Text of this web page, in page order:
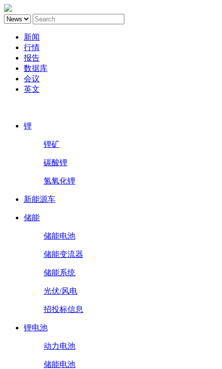
新闻
行情
报告
数据库
会议
英文
锂
锂矿
碳酸锂
氢氧化锂
新能源车
储能
储能电池
储能变流器
储能系统
光伏/风电
招投标信息
锂电池
动力电池
储能电池